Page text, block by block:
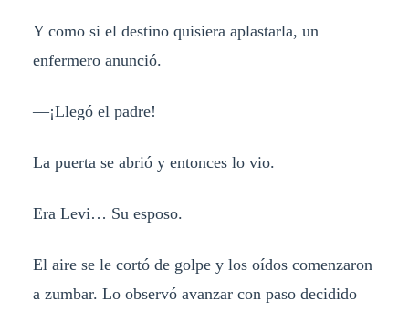
Y como si el destino quisiera aplastarla, un
enfermero anunció.
—¡Llegó el padre!
La puerta se abrió y entonces lo vio.
Era Levi… Su esposo.
El aire se le cortó de golpe y los oídos comenzaron
a zumbar. Lo observó avanzar con paso decidido